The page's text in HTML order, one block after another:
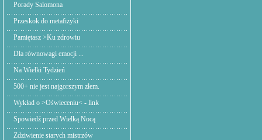
Porady Salomona
Przeskok do metafizyki
Pamiętasz >Ku zdrowiu
Dla równowagi emocji ...
Na Wielki Tydzień
500+ nie jest najgorszym złem.
Wykład o >Oświeceniu< - link
Spowiedź przed Wielką Nocą
Zdziwienie starych mistrzów